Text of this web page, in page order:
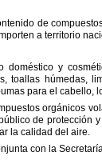
de
a territorio
doméstico y
toallas húmedas,
para el cabello,
orgánicos
de protección y
la calidad del aire.
con la